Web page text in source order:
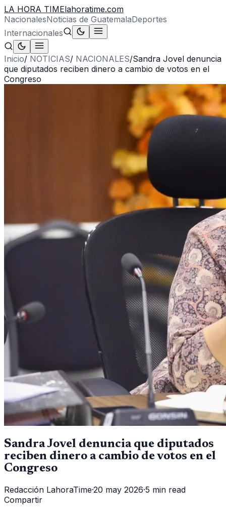
LA HORA TIMElahoratime.com
NacionalesNoticias de GuatemalaDeportes
Internacionales
Inicio/ NOTICIAS/ NACIONALES/Sandra Jovel denuncia
que diputados reciben dinero a cambio de votos en el
Congreso
Sandra Jovel denuncia que diputados
reciben dinero a cambio de votos en el
Congreso
Redacción LahoraTime·20 may 2026·5 min read
Compartir